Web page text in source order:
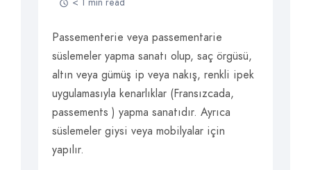
Passementerie veya passementarie
süslemeler yapma sanatı olup, saç örgüsü,
altın veya gümüş ip veya nakış, renkli ipek
uygulamasıyla kenarlıklar (Fransızcada,
passements ) yapma sanatıdır. Ayrıca
süslemeler giysi veya mobilyalar için
yapılır.